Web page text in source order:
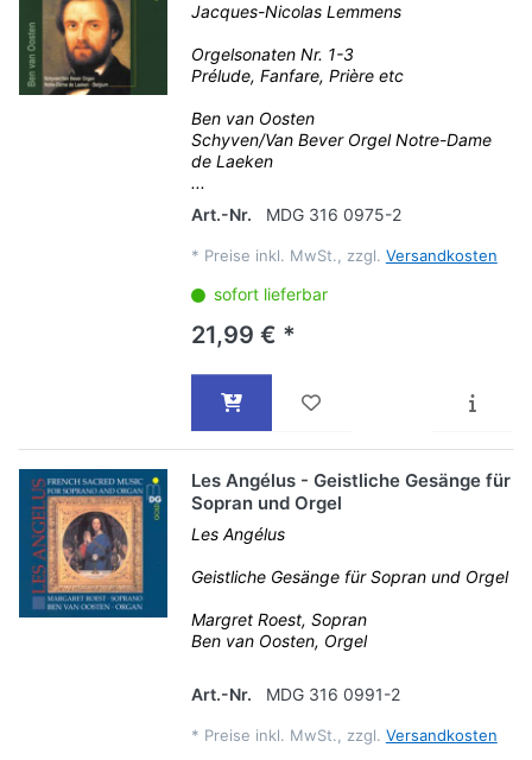
Jacques-Nicolas Lemmens
Orgelsonaten Nr. 1-3
Prélude, Fanfare, Prière etc
Ben van Oosten
Schyven/Van Bever Orgel Notre-Dame
de Laeken
...
Art.-Nr.
MDG 316 0975-2
* Preise inkl. MwSt., zzgl. Versandkosten
sofort lieferbar
21,99 € *
Les Angélus - Geistliche Gesänge für
Sopran und Orgel
Les Angélus
Geistliche Gesänge für Sopran und Orgel
Margret Roest, Sopran
Ben van Oosten, Orgel
Art.-Nr. MDG 316 0991-2
* Preise inkl. MwSt., zzgl. Versandkosten